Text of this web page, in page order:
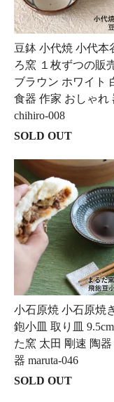
豆鉢 小代焼 小代本
ろ窯 １枚ずつの販
ブラウン ホワイト
食器 作家 おしゃれ
chihiro-008
SOLD OUT
小石原焼 小石原焼
鉋小皿 取り皿
た窯 太田 剛速 陶器
器 maruta-046
SOLD OUT